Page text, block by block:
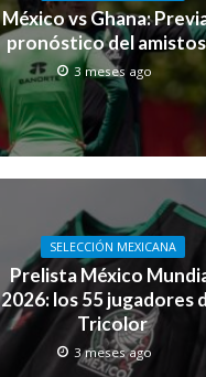
México vs Ghana:
pronóstico del
3 meses ago
SELECCIÓN MEXICANA
Prelista México
2026: los 55 jugadores
Tricolor
3 meses ago